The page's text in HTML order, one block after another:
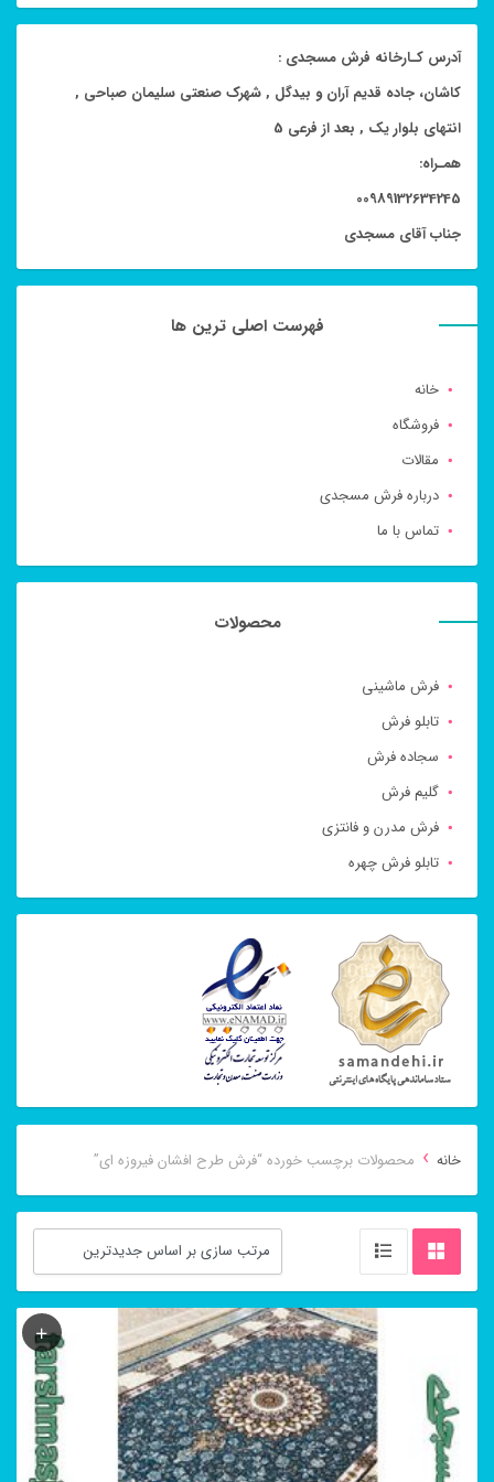
آدرس کـارخانه فرش مسجدی :
کاشان، جاده قدیم آران و بیدگل , شهرک صنعتی سلیمان صباحی ,
انتهای بلوار یک , بعد از فرعی 5
همـراه:
00989132634245
جناب آقای مسجدی
فهرست اصلی ترین ها
خانه
فروشگاه
مقالات
درباره فرش مسجدی
تماس با ما
محصولات
فرش ماشینی
تابلو فرش
سجاده فرش
گلیم فرش
فرش مدرن و فانتزی
تابلو فرش چهره
خانه › محصولات برچسب خورده “فرش طرح افشان فیروزه ای”